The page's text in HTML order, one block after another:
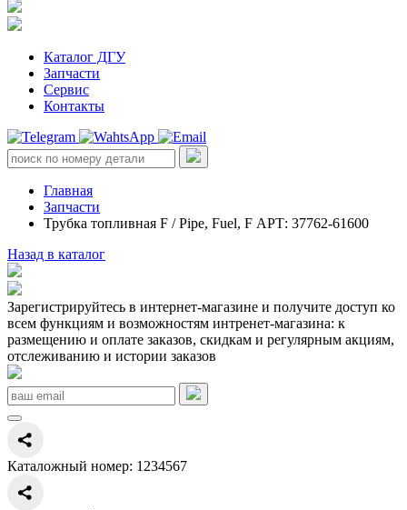
Каталог ДГУ
Запчасти
Сервис
Контакты
Главная
Запчасти
Трубка топливная F / Pipe, Fuel, F АРТ: 37762-61600
Назад в каталог
Зарегистрируйтесь в интернет-магазине и получите доступ ко
всем функциям и возможностям интренет-магазина: к
размещению и оплате заказов, скидкам и регулярным акциям,
отслеживанию и истории заказов
Каталожный номер: 1234567